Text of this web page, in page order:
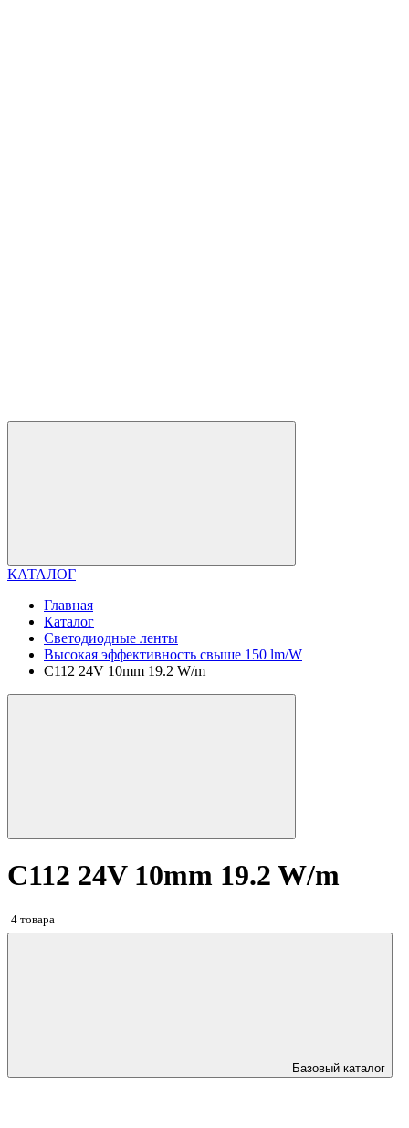
КАТАЛОГ
Главная
Каталог
Светодиодные ленты
Высокая эффективность свыше 150 lm/W
C112 24V 10mm 19.2 W/m
C112 24V 10mm 19.2 W/m
4 товара
Базовый каталог